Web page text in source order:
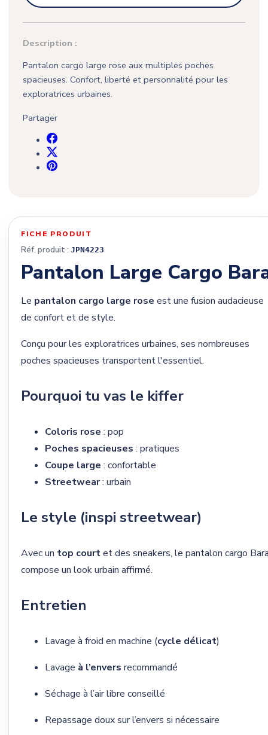
Description :
Pantalon cargo large rose aux multiples poches
spacieuses. Confort, liberté et personnalité pour les
exploratrices urbaines.
Partager
FICHE PRODUIT
Réf. produit : JPN4223
Pantalon Large Cargo
Le pantalon cargo large rose est une fusion audacieuse
de confort et de style.
Conçu pour les exploratrices urbaines, ses nombreuses
poches spacieuses transportent l'essentiel.
Pourquoi tu vas le kiffer
Coloris rose : pop
Poches spacieuses : pratiques
Coupe large : confortable
Streetwear: urbain
Le style (inspi streetwear)
Avec un top courtet des sneakers, le pantalon cargo
compose un look urbain affirmé.
Entretien
Lavage à froid en machine (cycle délicat)
Lavage à l’envers recommandé
Séchage à l’air libre conseillé
Repassage doux sur l’envers si nécessaire